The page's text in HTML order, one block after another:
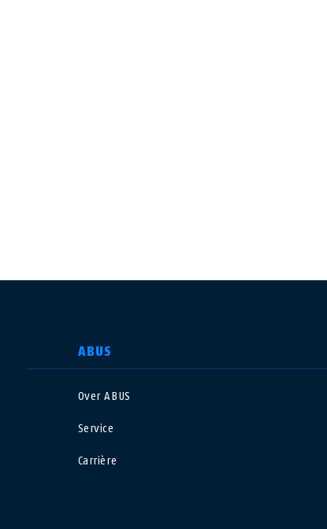
ABUS
Over ABUS
Service
Carrière
LAND SELECTEREN
Canada